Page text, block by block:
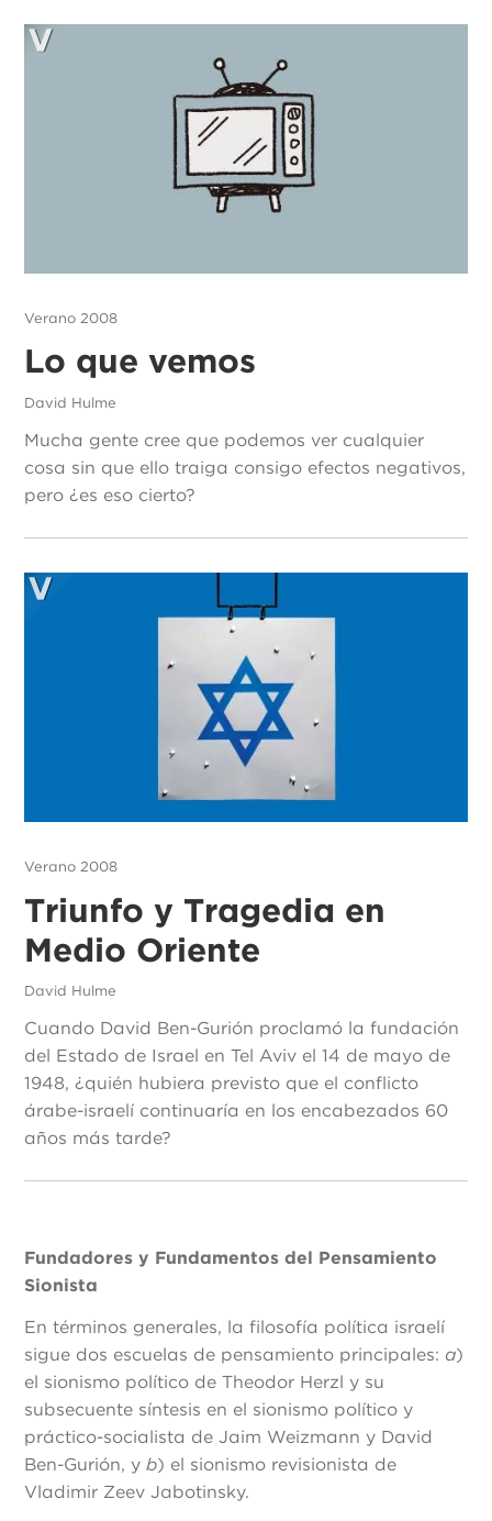
Verano 2008
Lo que vemos
David Hulme
Mucha gente cree que podemos ver cualquier
cosa sin que ello traiga consigo efectos negativos,
pero ¿es eso cierto?
Verano 2008
Triunfo y Tragedia en
Medio Oriente
David Hulme
Cuando David Ben-Gurión proclamó la fundación
del Estado de Israel en Tel Aviv el 14 de mayo de
1948, ¿quién hubiera previsto que el conflicto
árabe-israelí continuaría en los encabezados 60
años más tarde?
Fundadores y Fundamentos del Pensamiento
Sionista
En términos generales, la filosofía política israelí
sigue dos escuelas de pensamiento principales: a)
el sionismo político de Theodor Herzl y su
subsecuente síntesis en el sionismo político y
práctico-socialista de Jaim Weizmann y David
Ben-Gurión, yb) el sionismo revisionista de
Vladimir Zeev Jabotinsky.